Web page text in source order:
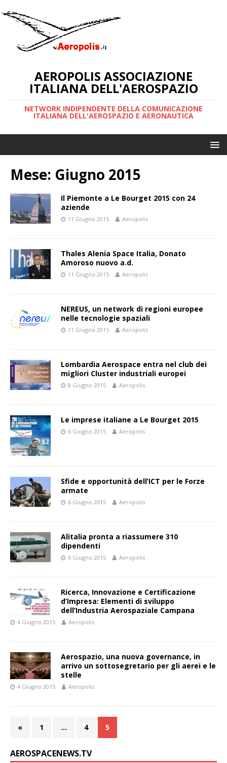
AEROPOLIS ASSOCIAZIONE
ITALIANA DELL'AEROSPAZIO
NETWORK INDIPENDENTE DELLA COMUNICAZIONE
ITALIANA DELL'AEROSPAZIO E AERONAUTICA
Mese: Giugno 2015
Il Piemonte a Le Bourget 2015 con 24
aziende
11 Giugno 2015 Aeropolis
Thales Alenia Space Italia, Donato
Amoroso nuovo a.d.
11 Giugno 2015 Aeropolis
NEREUS, un network di regioni europee
nelle tecnologie spaziali
11 Giugno 2015 Aeropolis
Lombardia Aerospace entra nel club dei
migliori Cluster industriali europei
8 Giugno 2015 Aeropolis
Le imprese italiane a Le Bourget 2015
6 Giugno 2015 Aeropolis
Sfide e opportunità dell’ICT per le Forze
armate
6 Giugno 2015 Aeropolis
Alitalia pronta a riassumere 310
dipendenti
6 Giugno 2015 Aeropolis
Ricerca, Innovazione e Certificazione
d’Impresa: Elementi di sviluppo
dell’Industria Aerospaziale Campana
4 Giugno 2015 Aeropolis
Aerospazio, una nuova governance, in
arrivo un sottosegretario per gli aerei e le
stelle
4 Giugno 2015 Aeropolis
« 1 … 4 5
AEROSPACENEWS.TV